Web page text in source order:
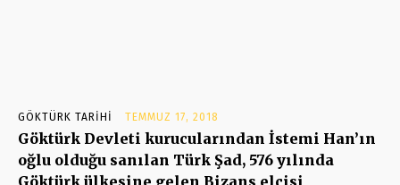
GÖKTÜRK TARIHI TEMMUZ 17, 2018
Göktürk Devleti kurucularından İstemi Han’ın
oğlu olduğu sanılan Türk Şad, 576 yılında
Göktürk ülkesine gelen Bizans elçisi